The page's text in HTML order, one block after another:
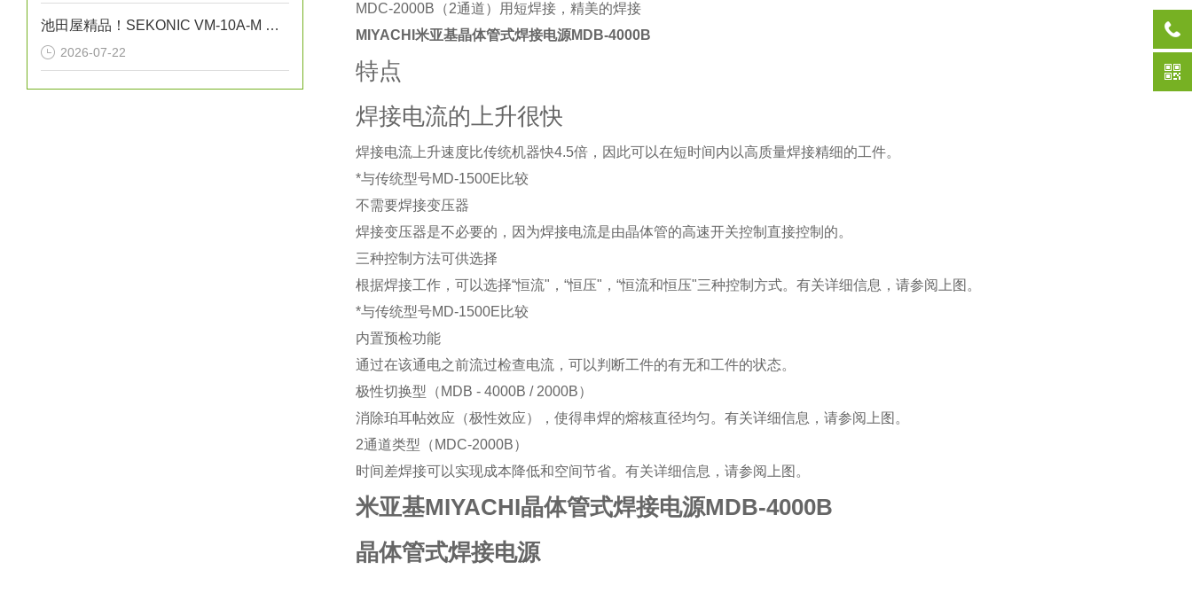
池田屋精品！SEKONIC VM-10A-M 振动式粘度计
2026-07-22
MDC-2000B（2通道）用短焊接，精美的焊接
MIYACHI 米亚基晶体管式焊接电源MDB-4000B
特点
焊接电流的上升很快
焊接电流上升速度比传统机器快4.5倍，因此可以在短时间内以高质量焊接精细的工件。
*与传统型号MD-1500E比较
不需要焊接变压器
焊接变压器是不必要的，因为焊接电流是由晶体管的高速开关控制直接控制的。
三种控制方法可供选择
根据焊接工作，可以选择“恒流"，“恒压"，“恒流和恒压"三种控制方式。有关详细信息，请参阅上图。
*与传统型号MD-1500E比较
内置预检功能
通过在该通电之前流过检查电流，可以判断工件的有无和工件的状态。
极性切换型（MDB - 4000B / 2000B）
消除珀耳帖效应（极性效应），使得串焊的熔核直径均匀。有关详细信息，请参阅上图。
2通道类型（MDC-2000B）
时间差焊接可以实现成本降低和空间节省。有关详细信息，请参阅上图。
米亚基MIYACHI晶体管式焊接电源MDB-4000B
晶体管式焊接电源